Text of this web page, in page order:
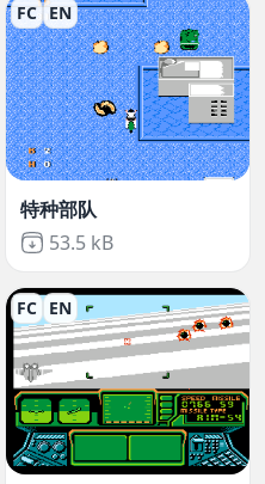
FC EN
特种部队
Not downloaded
53.5 kB
FC EN